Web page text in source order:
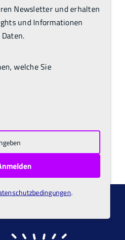
Newsletter und erhalten
und Informationen
welche Sie
.